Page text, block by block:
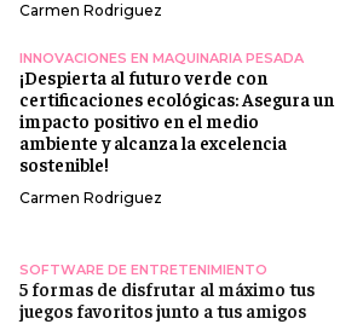
Carmen Rodriguez
INNOVACIONES EN MAQUINARIA PESADA
¡Despierta al futuro verde con
certificaciones ecológicas: Asegura un
impacto positivo en el medio
ambiente y alcanza la excelencia
sostenible!
Carmen Rodriguez
SOFTWARE DE ENTRETENIMIENTO
5 formas de disfrutar al máximo tus
juegos favoritos junto a tus amigos